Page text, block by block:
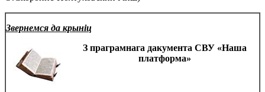
Звернемся да крыніц
З праграмнага дакумента СВУ «Наша
платформа»